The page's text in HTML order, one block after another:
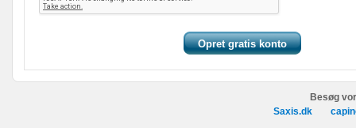
Besøg
Saxis.dk